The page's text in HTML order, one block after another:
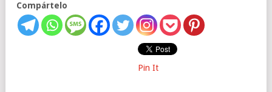
Compártelo
Pin It